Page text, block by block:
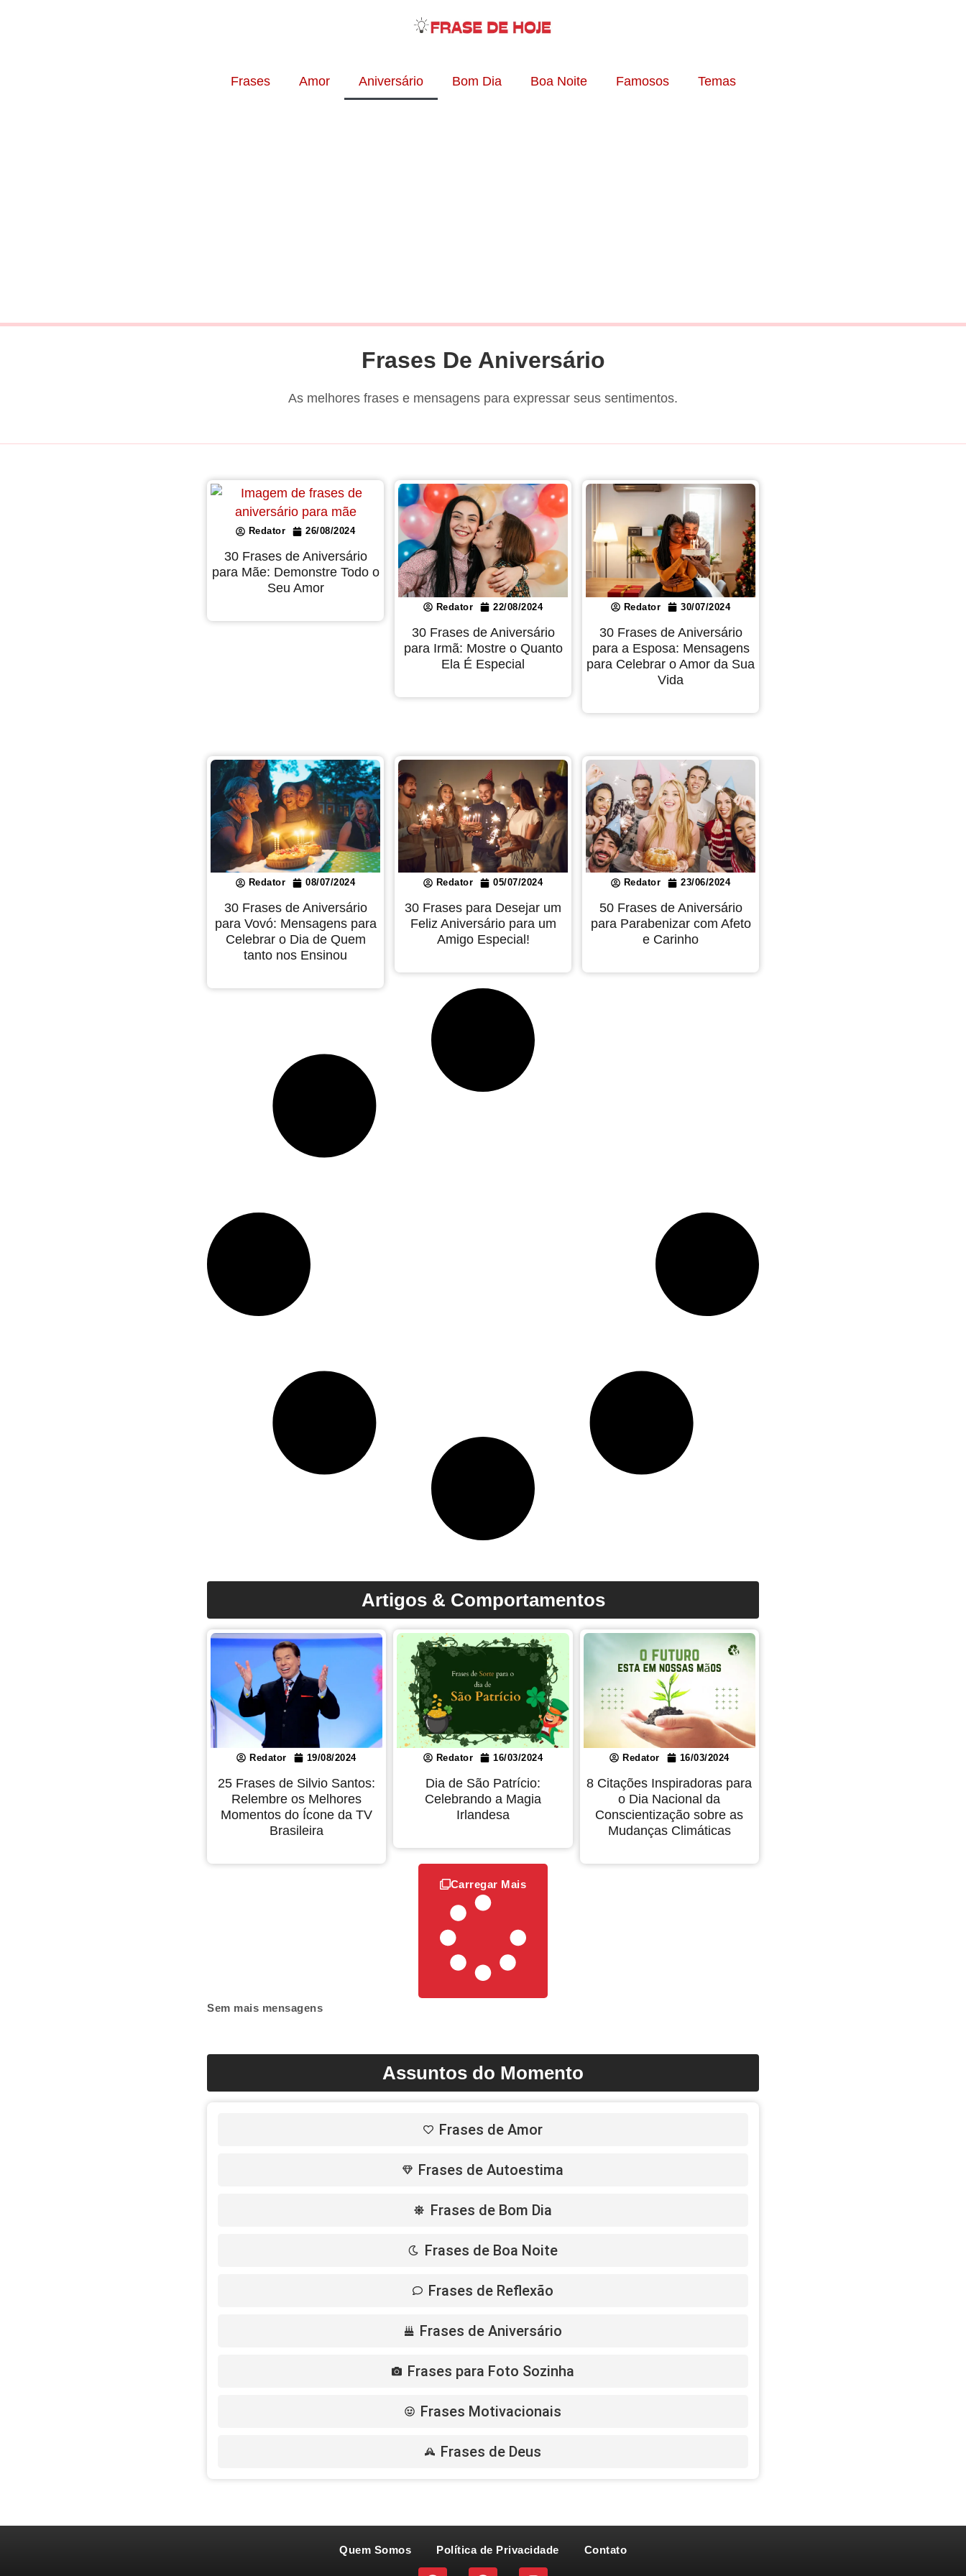
Frases Amor Aniversário Bom Dia Boa Noite Famosos Temas
Frases De Aniversário
As melhores frases e mensagens para expressar seus sentimentos.
Redator 26/08/2024
30 Frases de Aniversário
para Mãe: Demonstre Todo o
Seu Amor
Redator 22/08/2024
30 Frases de Aniversário
para Irmã: Mostre o Quanto
Ela É Especial
Redator 30/07/2024
30 Frases de Aniversário
para a Esposa: Mensagens
para Celebrar o Amor da Sua
Vida
Redator 08/07/2024
30 Frases de Aniversário
para Vovó: Mensagens para
Celebrar o Dia de Quem
tanto nos Ensinou
Redator 05/07/2024
30 Frases para Desejar um
Feliz Aniversário para um
Amigo Especial!
Redator 23/06/2024
50 Frases de Aniversário
para Parabenizar com Afeto
e Carinho
Artigos & Comportamentos
Redator 19/08/2024
25 Frases de Silvio Santos:
Relembre os Melhores
Momentos do Ícone da TV
Brasileira
Redator 16/03/2024
Dia de São Patrício:
Celebrando a Magia
Irlandesa
Redator 16/03/2024
8 Citações Inspiradoras para
o Dia Nacional da
Conscientização sobre as
Mudanças Climáticas
Carregar Mais
Sem mais mensagens
Assuntos do Momento
Frases de Amor
Frases de Autoestima
Frases de Bom Dia
Frases de Boa Noite
Frases de Reflexão
Frases de Aniversário
Frases para Foto Sozinha
Frases Motivacionais
Frases de Deus
Quem Somos Política de Privacidade Contato